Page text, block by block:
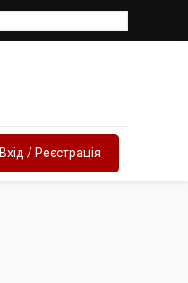
Вхід / Реєстрація